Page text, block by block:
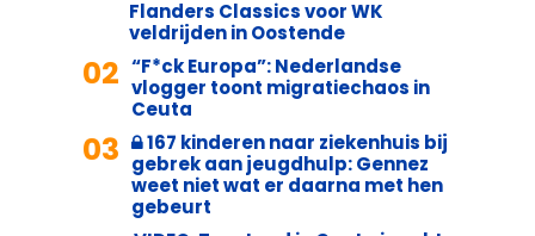
Flanders Classics voor WK
veldrijden in Oostende
02 “F*ck Europa”: Nederlandse
vlogger toont migratiechaos in
Ceuta
03
167 kinderen naar ziekenhuis bij
gebrek aan jeugdhulp: Gennez
weet niet wat er daarna met hen
gebeurt